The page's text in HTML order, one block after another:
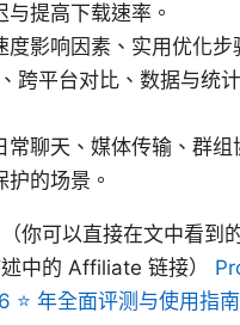
与提高下载速率。
度影响因素、实用优化步
跨平台对比、数据与统
常聊天、媒体传输、群组
护的场景。
你可以直接在文中看到
中的 Affiliate 链接）
⭐ 年全面评测与使用指南